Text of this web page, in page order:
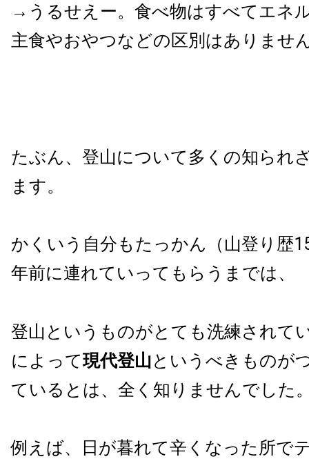
→うるせえー。食べ物はすべてエネ
主食やおやつなどの区別はありませ
たぶん、登山について多くの知られ
ます。
かくいう自分もたっかん（山登り歴
年前に連れていってもらうまでは、
登山というものがとても洗練されて
によって現代登山というべきものが
ているとは、全く知りませんでした
例えば、日が暮れて辛くなった所で